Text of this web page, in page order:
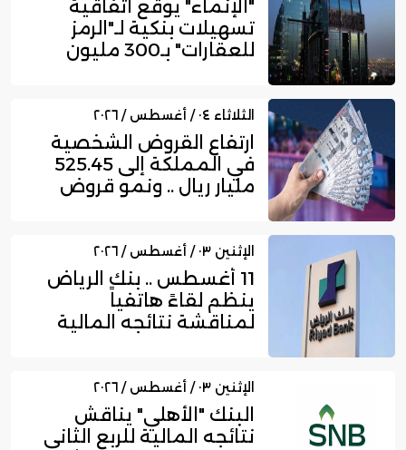
"الإنماء" يوقع اتفاقية
تسهيلات بنكية لـ"الرمز
للعقارات" بـ300 مليون
الثلاثاء ٠٤ / أغسطس / ٢٠٢٦
ارتفاع القروض الشخصية
في المملكة إلى 525.45
مليار ريال .. ونمو قروض
الإثنين ٠٣ / أغسطس / ٢٠٢٦
11 أغسطس .. بنك الرياض
ينظم لقاءً هاتفياً
لمناقشة نتائجه المالية
الإثنين ٠٣ / أغسطس / ٢٠٢٦
البنك "الأهلي" يناقش
نتائجه المالية للربع الثاني